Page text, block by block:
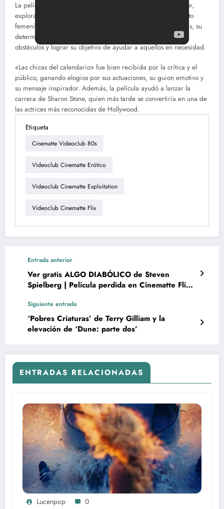
La película destaca por su enfoque humorístico y conmovedor,
explorando temas de amistad, solidaridad y empoderamiento
femenino. A medida que el grupo enfrenta desafíos y críticas, su
determinación y espíritu comunitario los llevan a superar
obstáculos y lograr su objetivo de ayudar a aquellos en necesidad.
«Las chicas del calendario» fue bien recibida por la crítica y el
público, ganando elogios por sus actuaciones, su guion emotivo y
su mensaje inspirador. Además, la película ayudó a lanzar la
carrera de Sharon Stone, quien más tarde se convertiría en una de
las actrices más reconocidas de Hollywood.
Etiqueta
Cinematte Videoclub 80s
Videoclub Cinematte Erótico
Videoclub Cinematte Exploitation
Videoclub Cinematte Flix
Entrada anterior
Ver gratis ALGO DIABÓLICO de Steven
Spielberg | Película perdida en Cinematte Flix
Siguiente entrada
‘Pobres Criaturas’ de Terry Gilliam y la
elevación de ‘Dune: parte dos’
ENTRADAS RELACIONADAS
Lucenpop 0